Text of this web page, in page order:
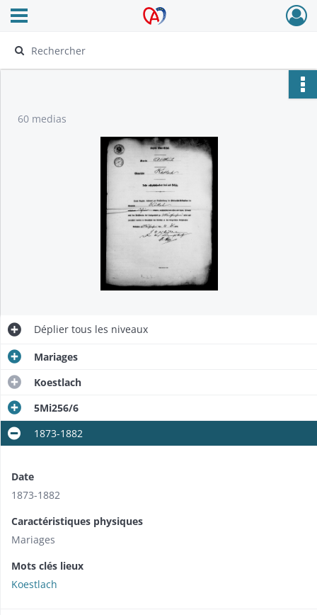
Archives Alsace - Colmar
Ouvrir le menu déroulant
60 medias
Déplier tous les niveaux
Mariages
Koestlach
5Mi256/6
1873-1882
Date
1873-1882
Caractéristiques physiques
Mariages
Mots clés lieux
Koestlach